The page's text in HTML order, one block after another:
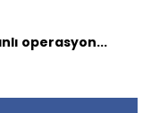
operasyon...